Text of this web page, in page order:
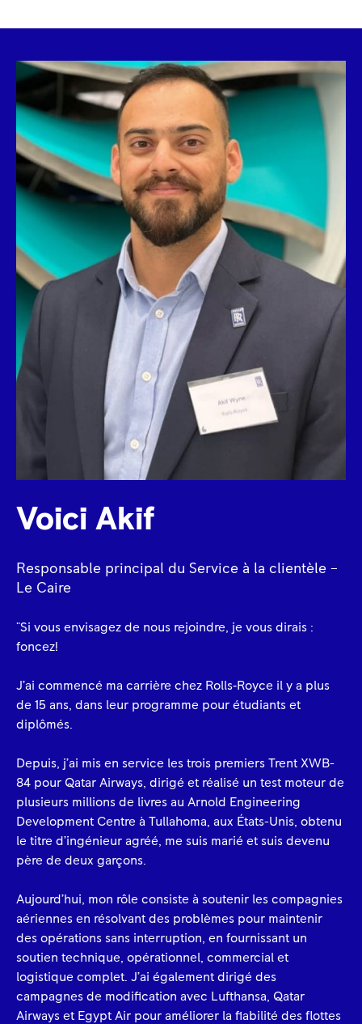
Voici Akif
Responsable principal du Service à la clientèle –
Le Caire
"Si vous envisagez de nous rejoindre, je vous dirais :
foncez!
J’ai commencé ma carrière chez Rolls‑Royce il y a plus
de 15 ans, dans leur programme pour étudiants et
diplômés.
Depuis, j’ai mis en service les trois premiers Trent XWB-
84 pour Qatar Airways, dirigé et réalisé un test moteur de
plusieurs millions de livres au Arnold Engineering
Development Centre à Tullahoma, aux États-Unis, obtenu
le titre d’ingénieur agréé, me suis marié et suis devenu
père de deux garçons.
Aujourd’hui, mon rôle consiste à soutenir les compagnies
aériennes en résolvant des problèmes pour maintenir
des opérations sans interruption, en fournissant un
soutien technique, opérationnel, commercial et
logistique complet. J’ai également dirigé des
campagnes de modification avec Lufthansa, Qatar
Airways et Egypt Air pour améliorer la fiabilité des flottes